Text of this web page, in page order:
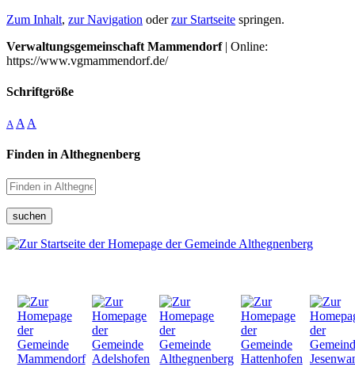
Zum Inhalt, zur Navigation oderzur Startseite springen.
Verwaltungsgemeinschaft Mammendorf| Online:
https://www.vgmammendorf.de/
Schriftgröße
A A A
Finden in Althegnenberg
suchen